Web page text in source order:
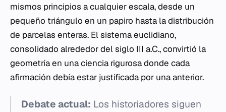
mismos principios a cualquier escala, desde un
pequeño triángulo en un papiro hasta la distribución
de parcelas enteras. El sistema euclidiano,
consolidado alrededor del siglo III a.C., convirtió la
geometría en una ciencia rigurosa donde cada
afirmación debía estar justificada por una anterior.
Debate actual: Los historiadores siguen